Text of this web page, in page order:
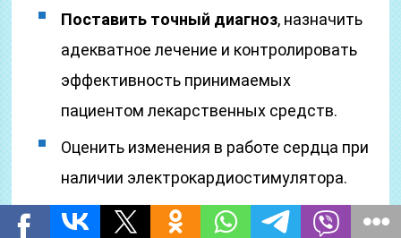
Поставить точный диагноз, назначить
адекватное лечение и контролировать
эффективность принимаемых
пациентом лекарственных средств.
Оценить изменения в работе сердца при
наличии электрокардиостимулятора.
Отличие от обычной